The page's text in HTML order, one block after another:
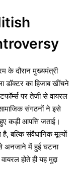
के दौरान मुख्यमंत्री
का हिजाब खींचने
पर तेजी से वायरल
संगठनों ने इसे
कड़ी आपत्ति जताई।
बल्कि संवैधानिक मूल्यों
अनजाने में हुई घटना
होते ही यह मुद्दा